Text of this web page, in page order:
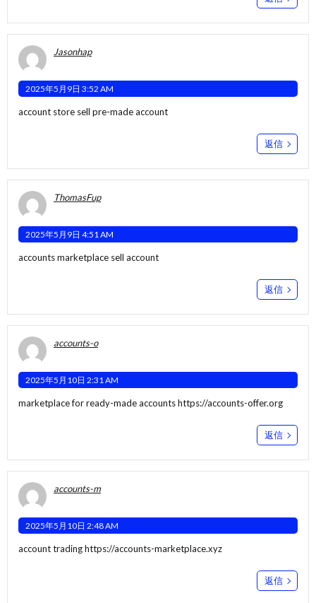
Jasonhap
2025年5月9日 3:52 AM
account store sell pre-made account
返信
ThomasFup
2025年5月9日 4:51 AM
accounts marketplace sell account
返信
accounts-o
2025年5月10日 2:31 AM
marketplace for ready-made accountshttps://accounts-offer.org
返信
accounts-m
2025年5月10日 2:48 AM
account tradinghttps://accounts-marketplace.xyz
返信